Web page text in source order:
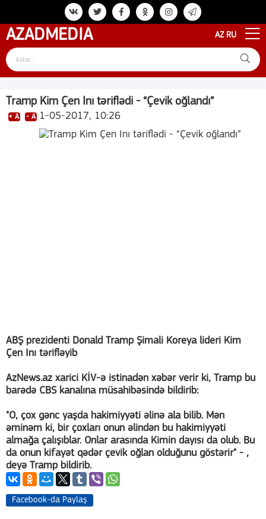
AZADMEDIA AZ RU
Tramp Kim Çen Inı təriflədi - “Çevik oğlandı”
+ A - A 1-05-2017, 10:26
ABŞ prezidenti Donald Tramp Şimali Koreya lideri Kim
Çen Inı tərifləyib
AzNews.az xarici KİV-ə istinadən xəbər verir ki, Tramp bu
barədə CBS kanalına müsahibəsində bildirib:
"O, çox gənc yaşda hakimiyyəti əlinə ala bilib. Mən
əminəm ki, bir çoxları onun əlindən bu hakimiyyəti
almağa çalışıblar. Onlar arasında Kimin dayısı da olub. Bu
da onun kifayət qədər çevik oğlan olduğunu göstərir" - ,
deyə Tramp bildirib.
Facebook-da Paylaş